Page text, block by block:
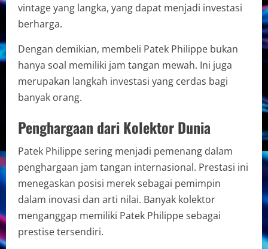
vintage yang langka, yang dapat menjadi investasi
berharga.
Dengan demikian, membeli Patek Philippe bukan
hanya soal memiliki jam tangan mewah. Ini juga
merupakan langkah investasi yang cerdas bagi
banyak orang.
Penghargaan dari Kolektor Dunia
Patek Philippe sering menjadi pemenang dalam
penghargaan jam tangan internasional. Prestasi ini
menegaskan posisi merek sebagai pemimpin
dalam inovasi dan arti nilai. Banyak kolektor
menganggap memiliki Patek Philippe sebagai
prestise tersendiri.